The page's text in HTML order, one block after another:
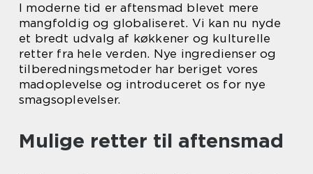
I moderne tid er aftensmad blevet mere
mangfoldig og globaliseret. Vi kan nu nyde
et bredt udvalg af køkkener og kulturelle
retter fra hele verden. Nye ingredienser og
tilberedningsmetoder har beriget vores
madoplevelse og introduceret os for nye
smagsoplevelser.
Mulige retter til aftensmad